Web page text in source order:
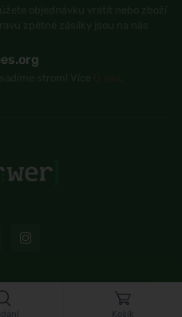
práva vyhrazena.
Košík